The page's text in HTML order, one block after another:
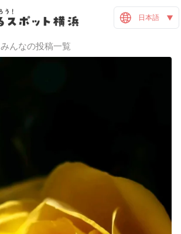
日本語
みんなの投稿一覧